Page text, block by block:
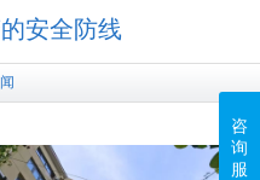
安全防线
咨
询
服